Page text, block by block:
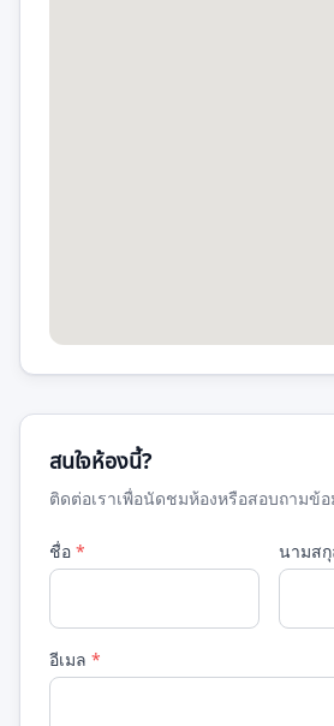
สนใจห้องนี้?
ติดต่อเราเพื่อนัดชมห้องหรือสอบถามข้อ
ชื่อ * นามส
อีเมล *